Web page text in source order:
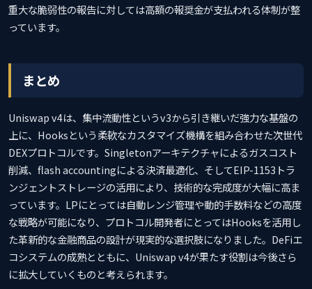
重大な脆弱性の報告に対しては高額の報奨金が支払われる体制が整
っています。
まとめ
Uniswap v4は、集中流動性というv3から引き継いだ強力な基盤の
上に、Hooksという柔軟なカスタマイズ機構を組み合わせた次世代
DEXプロトコルです。Singletonアーキテクチャによるガスコスト
削減、flash accountingによる決済最適化、そしてEIP-1153トラ
ンジェントストレージの活用により、技術的な完成度が大幅に高ま
っています。LPにとっては自動レンジ管理や動的手数料などの高度
な戦略が可能になり、プロトコル開発者にとってはHooksを活用し
た革新的な金融商品の設計が現実的な選択肢になりました。DeFiエ
コシステムの成熟とともに、Uniswap v4が果たす役割は今後さら
に拡大していくものと考えられます。